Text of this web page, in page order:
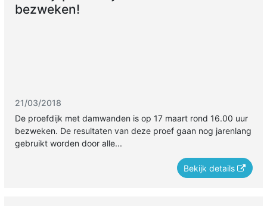
bezweken!
21/03/2018
De proefdijk met damwanden is op 17 maart rond 16.00 uur
bezweken. De resultaten van deze proef gaan nog jarenlang
gebruikt worden door alle...
Bekijk details